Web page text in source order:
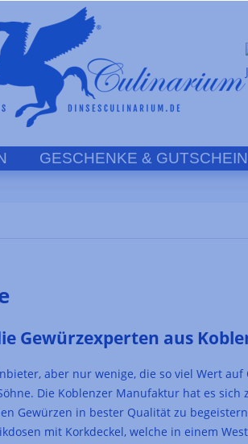
GESCHENKE &
Gewürzexperten aus
aber nur wenige, die so viel Wert
Die Koblenzer Manufaktur hat es sich
Gewürzen in bester Qualität zu
mit Korkdeckel, welche in einem